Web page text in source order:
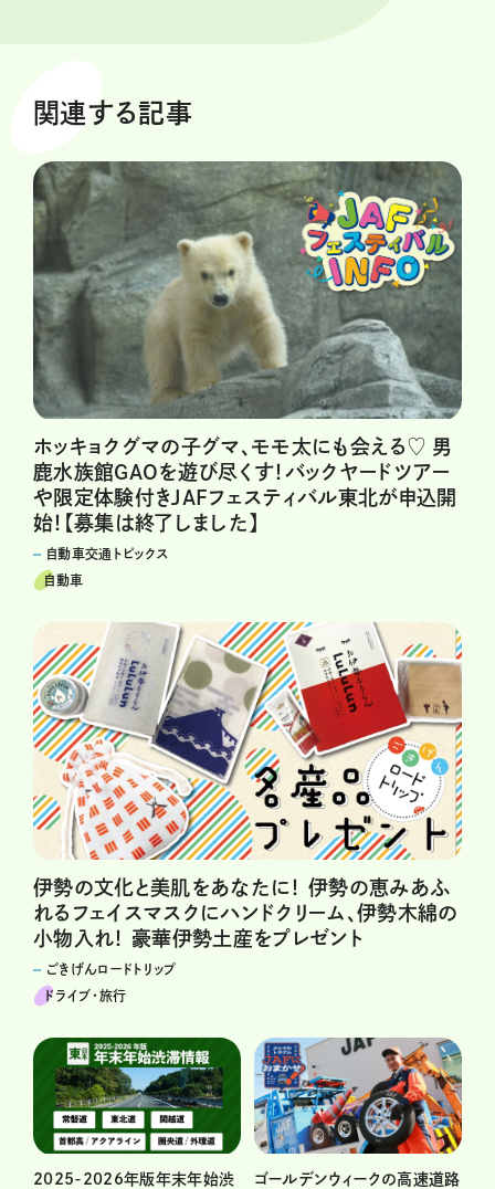
関連する記事
ホッキョクグマの子グマ、モモ太にも会える♡ 男
鹿水族館GAOを遊び尽くす！バックヤードツアー
や限定体験付きJAFフェスティバル東北が申込開
始！【募集は終了しました】
自動車交通トピックス
自動車
伊勢の文化と美肌をあなたに！ 伊勢の恵みあふ
れるフェイスマスクにハンドクリーム、伊勢木綿の
小物入れ！ 豪華伊勢土産をプレゼント
ごきげんロードトリップ
ドライブ･旅行
2025-2026年版年末年始渋
ゴールデンウィークの高速道路